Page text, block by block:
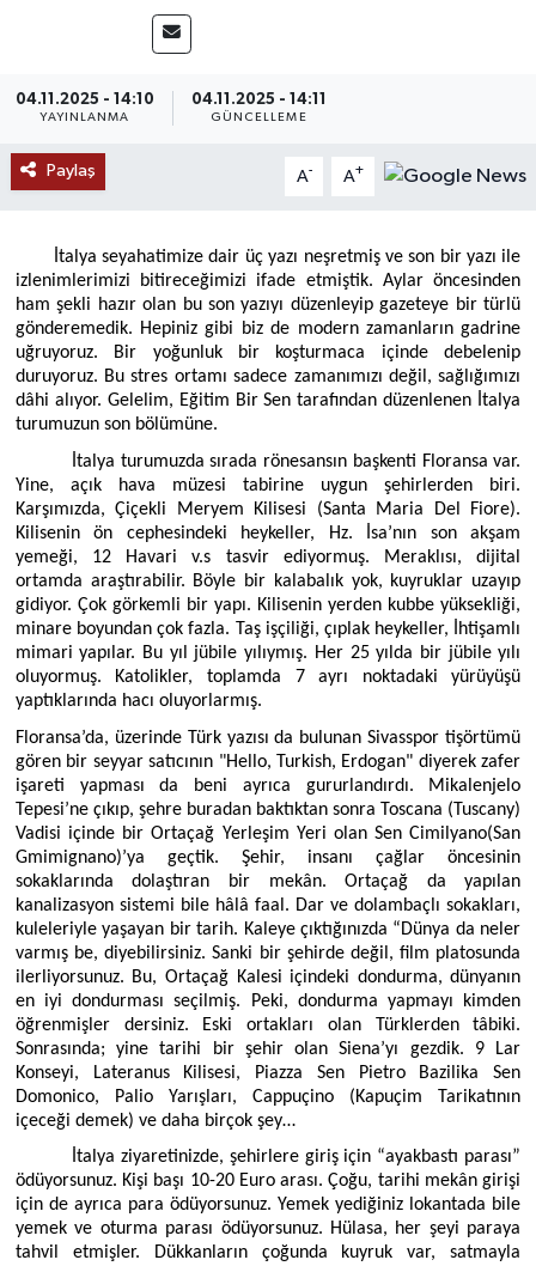
04.11.2025 - 14:10
YAYINLANMA
04.11.2025 - 14:11
GÜNCELLEME
Paylaş A- A+
İtalya seyahatimize dair üç yazı neşretmiş ve son bir yazı ile
izlenimlerimizi bitireceğimizi ifade etmiştik. Aylar öncesinden
ham şekli hazır olan bu son yazıyı düzenleyip gazeteye bir türlü
gönderemedik. Hepiniz gibi biz de modern zamanların gadrine
uğruyoruz. Bir yoğunluk bir koşturmaca içinde debelenip
duruyoruz. Bu stres ortamı sadece zamanımızı değil, sağlığımızı
dâhi alıyor. Gelelim, Eğitim Bir Sen tarafından düzenlenen İtalya
turumuzun son bölümüne.
İtalya turumuzda sırada rönesansın başkenti Floransa var.
Yine, açık hava müzesi tabirine uygun şehirlerden biri.
Karşımızda, Çiçekli Meryem Kilisesi (Santa Maria Del Fiore).
Kilisenin ön cephesindeki heykeller, Hz. İsa’nın son akşam
yemeği, 12 Havari v.s tasvir ediyormuş. Meraklısı, dijital
ortamda araştırabilir. Böyle bir kalabalık yok, kuyruklar uzayıp
gidiyor. Çok görkemli bir yapı. Kilisenin yerden kubbe yüksekliği,
minare boyundan çok fazla. Taş işçiliği, çıplak heykeller, İhtişamlı
mimari yapılar. Bu yıl jübile yılıymış. Her 25 yılda bir jübile yılı
oluyormuş. Katolikler, toplamda 7 ayrı noktadaki yürüyüşü
yaptıklarında hacı oluyorlarmış.
Floransa’da, üzerinde Türk yazısı da bulunan Sivasspor tişörtümü
gören bir seyyar satıcının "Hello, Turkish, Erdogan" diyerek zafer
işareti yapması da beni ayrıca gururlandırdı. Mikalenjelo
Tepesi’ne çıkıp, şehre buradan baktıktan sonra Toscana (Tuscany)
Vadisi içinde bir Ortaçağ Yerleşim Yeri olan Sen Cimilyano(San
Gmimignano)’ya geçtik. Şehir, insanı çağlar öncesinin
sokaklarında dolaştıran bir mekân. Ortaçağ da yapılan
kanalizasyon sistemi bile hâlâ faal. Dar ve dolambaçlı sokakları,
kuleleriyle yaşayan bir tarih. Kaleye çıktığınızda “Dünya da neler
varmış be, diyebilirsiniz. Sanki bir şehirde değil, film platosunda
ilerliyorsunuz. Bu, Ortaçağ Kalesi içindeki dondurma, dünyanın
en iyi dondurması seçilmiş. Peki, dondurma yapmayı kimden
öğrenmişler dersiniz. Eski ortakları olan Türklerden tâbiki.
Sonrasında; yine tarihi bir şehir olan Siena’yı gezdik. 9 Lar
Konseyi, Lateranus Kilisesi, Piazza Sen Pietro Bazilika Sen
Domonico, Palio Yarışları, Cappuçino (Kapuçim Tarikatının
içeceği demek) ve daha birçok şey…
İtalya ziyaretinizde, şehirlere giriş için “ayakbastı parası”
ödüyorsunuz. Kişi başı 10-20 Euro arası. Çoğu, tarihi mekân girişi
için de ayrıca para ödüyorsunuz. Yemek yediğiniz lokantada bile
yemek ve oturma parası ödüyorsunuz. Hülasa, her şeyi paraya
tahvil etmişler. Dükkanların çoğunda kuyruk var, satmayla
MAGAZİN
ÖZEL HABER
RESMİ İLANLAR
SİYASET
SOSYAL YARDIMLAR
SPONSORLU YAZI
SPOR
TEKNOLOJİ
YAŞAM